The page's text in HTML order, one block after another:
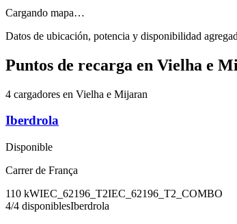
Cargando mapa…
Datos de ubicación, potencia y disponibilidad
Puntos de recarga en Vielha e
4 cargadores en Vielha e Mijaran
Iberdrola
Disponible
Carrer de França
110 kWIEC_62196_T2IEC_62196_T2_COMBO
4/4 disponiblesIberdrola